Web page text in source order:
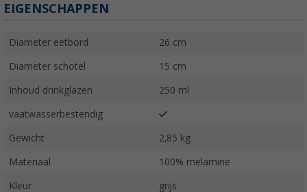
EIGENSCHAPPEN
Diameter eetbord 26 cm
Diameter schotel 15 cm
Inhoud drinkglazen 250 ml
vaatwasserbestendig
Gewicht 2,85 kg
Materiaal 100% melamine
Kleur grijs